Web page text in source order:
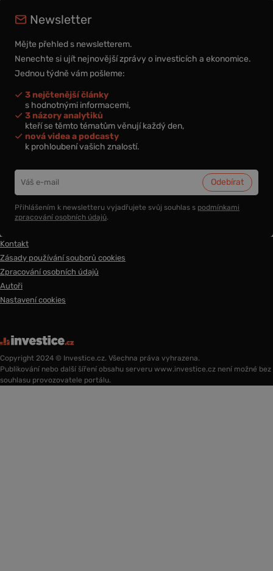
Newsletter
Mějte přehled s newsletterem.
Nenechte si ujít nejnovější zprávy o investicích a ekonomice.
Jednou týdně vám pošleme:
3 nejčtenější články
s hodnotnými informacemi,
3 názory analytiků
kteří se těmto tématům věnují každý den,
nová videa a podcasty
k prohloubení vašich znalostí.
Přihlášením k newsletteru vyjadřujete svůj souhlas s podmínkami
zpracování osobních údajů.
Kontakt
Zásady používání souborů cookies
Zpracování osobních údajů
Autoři
Nastavení cookies
Copyright 2024 © Investice.cz. Všechna práva vyhrazena.
Publikování nebo další šíření obsahu serveru www.investice.cz není možné bez
souhlasu provozovatele portálu.